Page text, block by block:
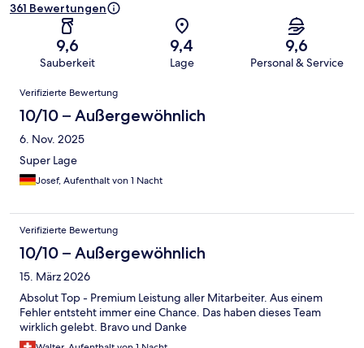
361 Bewertungen
9,6
Sauberkeit
9,4
Lage
9,6
Personal & Service
Bewertungen
Verifizierte Bewertung
10/10 – Außergewöhnlich
6. Nov. 2025
Super Lage
Josef, Aufenthalt von 1 Nacht
Verifizierte Bewertung
10/10 – Außergewöhnlich
15. März 2026
Absolut Top - Premium Leistung aller Mitarbeiter. Aus einem
Fehler entsteht immer eine Chance. Das haben dieses Team
wirklich gelebt. Bravo und Danke